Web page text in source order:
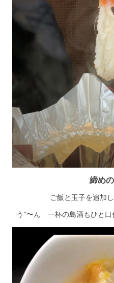
締め
ご飯と玉子を追加
う”〜ん 一杯の島酒もひと口